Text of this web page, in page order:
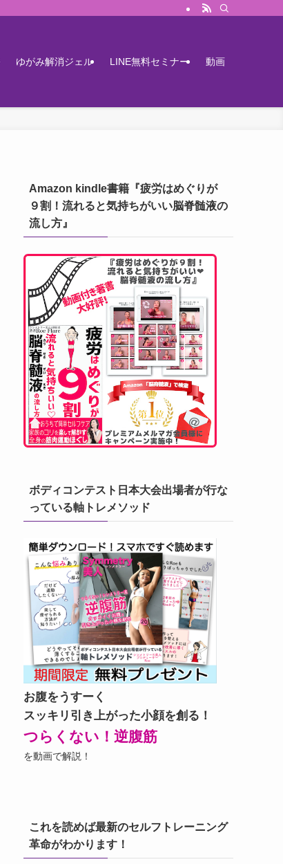
ゆがみ解消ジェル LINE無料セミナー 動画
Amazon kindle書籍『疲労はめぐりが
９割！流れると気持ちがいい脳脊髄液の
流し方』
ボディコンテスト日本大会出場者が行な
っている軸トレメソッド
お腹をうすーく
スッキリ引き上がった小顔を創る！
つらくない！逆腹筋
を動画で解説！
これを読めば最新のセルフトレーニング
革命がわかります！